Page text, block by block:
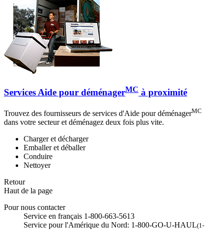
Services Aide pour déménagerMC à proximité
Trouvez des fournisseurs de services d'Aide pour déménagerMC
dans votre secteur et déménagez deux fois plus vite.
Charger et décharger
Emballer et déballer
Conduire
Nettoyer
Retour
Haut de la page
Pour nous contacter
Service en français 1-800-663-5613
Service pour l'Amérique du Nord: 1-800-GO-U-HAUL(1-